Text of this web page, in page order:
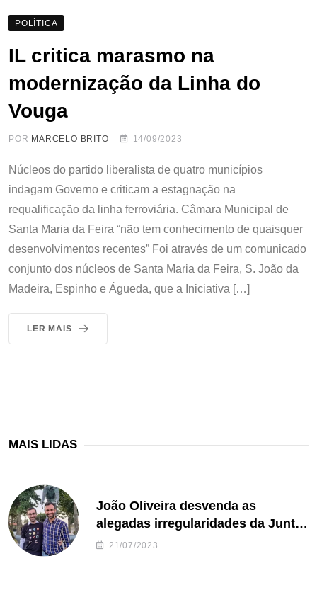
POLÍTICA
IL critica marasmo na
modernização da Linha do
Vouga
POR MARCELO BRITO 14/09/2023
Núcleos do partido liberalista de quatro municípios
indagam Governo e criticam a estagnação na
requalificação da linha ferroviária. Câmara Municipal de
Santa Maria da Feira “não tem conhecimento de quaisquer
desenvolvimentos recentes” Foi através de um comunicado
conjunto dos núcleos de Santa Maria da Feira, S. João da
Madeira, Espinho e Águeda, que a Iniciativa […]
LER MAIS
MAIS LIDAS
João Oliveira desvenda as
alegadas irregularidades da Junta
de Freguesia S. João de Ver
21/07/2023